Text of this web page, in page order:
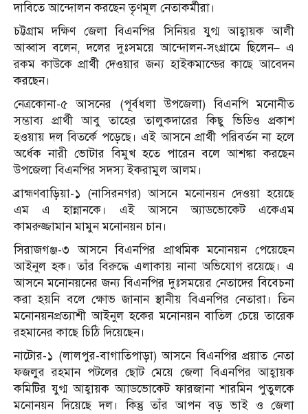
দাবিতে আন্দোলন করছেন তৃণমূল নেতাকর্মীরা।
চট্টগ্রাম দক্ষিণ জেলা বিএনপির সিনিয়র যুগ্ম আহ্বায়ক আলী
আব্বাস বলেন, দলের দুঃসময়ে আন্দোলন-সংগ্রামে ছিলেন– এ
রকম কাউকে প্রার্থী দেওয়ার জন্য হাইকমান্ডের কাছে আবেদন
করছেন।
নেত্রকোনা-৫ আসনের (পূর্বধলা উপজেলা) বিএনপি মনোনীত
সম্ভাব্য প্রার্থী আবু তাহের তালুকদারের কিছু ভিডিও প্রকাশ
হওয়ায় দল বিতর্কে পড়েছে। এই আসনে প্রার্থী পরিবর্তন না হলে
অর্ধেক নারী ভোটার বিমুখ হতে পারেন বলে আশঙ্কা করছেন
উপজেলা বিএনপির সদস্য ইকরামুল আলম।
ব্রাহ্মণবাড়িয়া-১ (নাসিরনগর) আসনে মনোনয়ন দেওয়া হয়েছে
এম এ হান্নানকে। এই আসনে অ্যাডভোকেট একেএম
কামরুজ্জামান মামুন মনোনয়ন চান।
সিরাজগঞ্জ-৩ আসনে বিএনপির প্রাথমিক মনোনয়ন পেয়েছেন
আইনুল হক। তাঁর বিরুদ্ধে এলাকায় নানা অভিযোগ রয়েছে। এ
আসনে মনোনয়নের জন্য বিএনপির দুঃসময়ের নেতাদের বিবেচনা
করা হয়নি বলে ক্ষোভ জানান স্থানীয় বিএনপির নেতারা। তিন
মনোনয়নপ্রত্যাশী আইনুল হকের মনোনয়ন বাতিল চেয়ে তারেক
রহমানের কাছে চিঠি দিয়েছেন।
নাটোর-১ (লালপুর-বাগাতিপাড়া) আসনে বিএনপির প্রয়াত নেতা
ফজলুর রহমান পটলের ছোট মেয়ে জেলা বিএনপির আহ্বায়ক
কমিটির যুগ্ম আহ্বায়ক অ্যাডভোকেট ফারজানা শারমিন পুতুলকে
মনোনয়ন দিয়েছে দল। কিন্তু তাঁর আপন বড় ভাই ও জেলা